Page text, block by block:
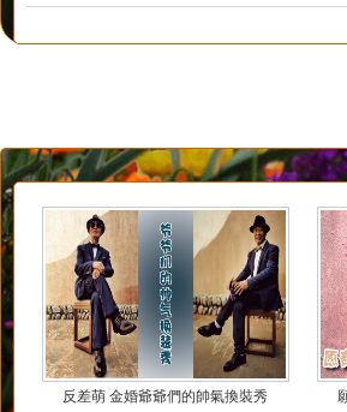
反差萌 金婚爺爺們的帥氣換裝秀